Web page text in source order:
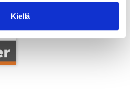
Kiellä